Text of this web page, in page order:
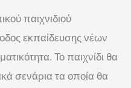
παιχνιδιού
εκπαίδευσης νέων
Το παιχνίδι θα
σενάρια τα οποία θα